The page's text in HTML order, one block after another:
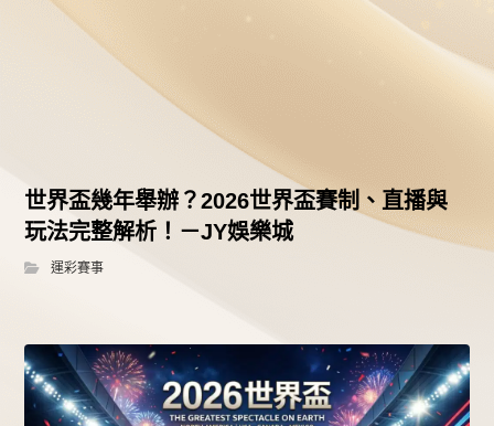
世界盃幾年舉辦？2026世界盃賽制、直播與
玩法完整解析！－JY娛樂城
運彩賽事